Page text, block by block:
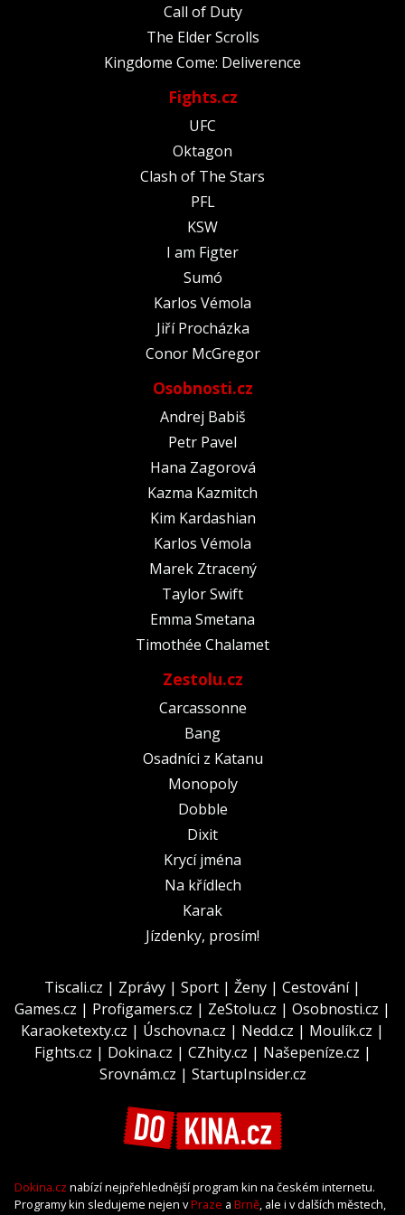
Call of Duty
The Elder Scrolls
Kingdome Come: Deliverence
Fights.cz
UFC
Oktagon
Clash of The Stars
PFL
KSW
I am Figter
Sumó
Karlos Vémola
Jiří Procházka
Conor McGregor
Osobnosti.cz
Andrej Babiš
Petr Pavel
Hana Zagorová
Kazma Kazmitch
Kim Kardashian
Karlos Vémola
Marek Ztracený
Taylor Swift
Emma Smetana
Timothée Chalamet
Zestolu.cz
Carcassonne
Bang
Osadníci z Katanu
Monopoly
Dobble
Dixit
Krycí jména
Na křídlech
Karak
Jízdenky, prosím!
Tiscali.cz | Zprávy | Sport | Ženy | Cestování|
Games.cz | Profigamers.cz | ZeStolu.cz | Osobnosti.cz |
Karaoketexty.cz | Úschovna.cz | Nedd.cz | Moulík.cz |
Fights.cz | Dokina.cz | CZhity.cz | Našepeníze.cz |
Srovnám.cz | StartupInsider.cz
Dokina.cz nabízí nejpřehlednější program kin na českém internetu.
Programy kin sledujeme nejen vPraze a Brně, ale i v dalších městech,